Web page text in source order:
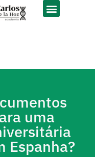
uma
Espanha?